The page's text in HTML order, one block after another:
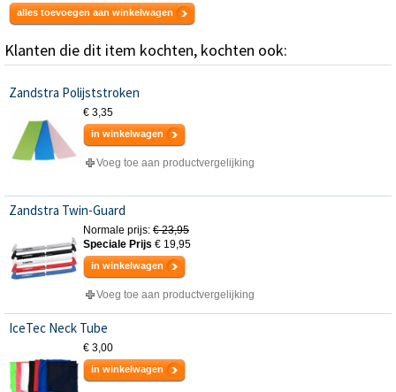
alles toevoegen aan winkelwagen
Klanten die dit item kochten, kochten ook:
Zandstra Polijststroken
€ 3,35
in winkelwagen
Voeg toe aan productvergelijking
Zandstra Twin-Guard
Normale prijs: € 23,95
Speciale Prijs € 19,95
in winkelwagen
Voeg toe aan productvergelijking
IceTec Neck Tube
€ 3,00
in winkelwagen